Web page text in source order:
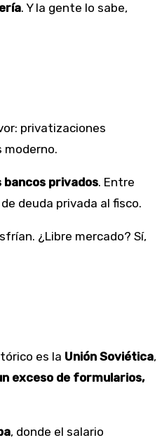
. Y la gente lo sabe,
privatizaciones
moderno.
bancos privados. Entre
deuda privada al fisco.
¿Libre mercado? Sí,
es la Unión Soviética,
exceso de formularios,
, donde el salario